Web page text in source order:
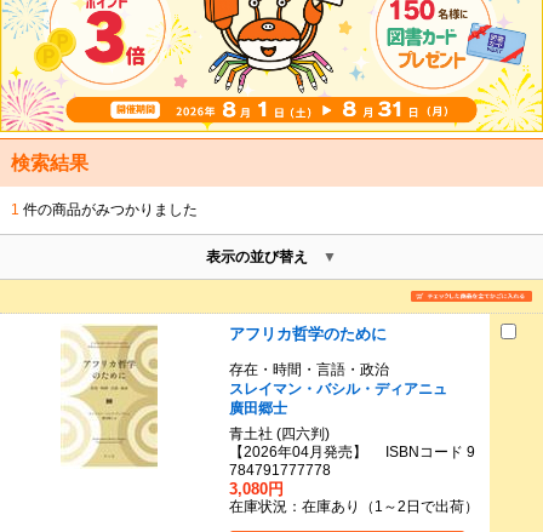
検索結果
1 件の商品がみつかりました
表示の並び替え
アフリカ哲学のために
存在・時間・言語・政治
スレイマン・バシル・ディアニュ
廣田郷士
青土社 (四六判)
【2026年04月発売】 ISBNコード 9
784791777778
3,080円
在庫状況：在庫あり（1～2日で出荷）